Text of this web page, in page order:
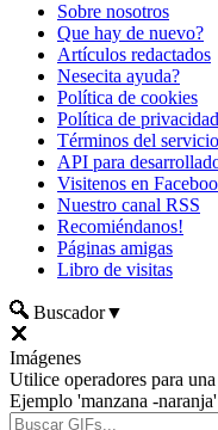
Sobre nosotros
Que hay de nuevo?
Artículos redactados
Nesecita ayuda?
Política de cookies
Política de privacidad
Términos del servicio
API para
Visitenos en
Nuestro canal RSS
Recomiéndanos!
Páginas amigas
Libro de visitas
Buscador▼
Imágenes
Utilice operadores para
Ejemplo 'manzana -